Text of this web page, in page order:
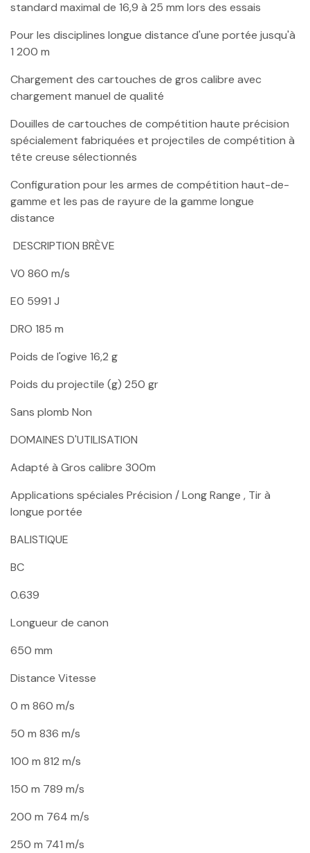
standard maximal de 16,9 à 25 mm lors des essais
Pour les disciplines longue distance d'une portée jusqu'à
1 200 m
Chargement des cartouches de gros calibre avec
chargement manuel de qualité
Douilles de cartouches de compétition haute précision
spécialement fabriquées et projectiles de compétition à
tête creuse sélectionnés
Configuration pour les armes de compétition haut-de-
gamme et les pas de rayure de la gamme longue
distance
DESCRIPTION BRÈVE
V0 860 m/s
E0 5991 J
DRO 185 m
Poids de l'ogive 16,2 g
Poids du projectile (g) 250 gr
Sans plomb Non
DOMAINES D'UTILISATION
Adapté à Gros calibre 300m
Applications spéciales Précision / Long Range , Tir à
longue portée
BALISTIQUE
BC
0.639
Longueur de canon
650 mm
Distance Vitesse
0 m 860 m/s
50 m 836 m/s
100 m 812 m/s
150 m 789 m/s
200 m 764 m/s
250 m 741 m/s